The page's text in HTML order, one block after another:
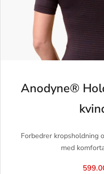
Anodyne®
Forbedrer kropsholdning
med